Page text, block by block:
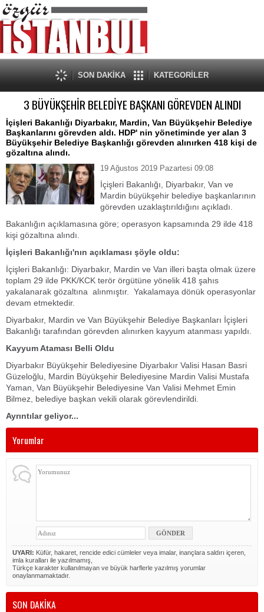
SON DAKİKA KATEGORİLER
3 BÜYÜKŞEHİR BELEDİYE BAŞKANI GÖREVDEN ALINDI
İçişleri Bakanlığı Diyarbakır, Mardin, Van Büyükşehir Belediye
Başkanlarını görevden aldı. HDP' nin yönetiminde yer alan 3
Büyükşehir Belediye Başkanlığı görevden alınırken 418 kişi de
gözaltına alındı.
19 Ağustos 2019 Pazartesi 09:08
İçişleri Bakanlığı, Diyarbakır, Van ve
Mardin büyükşehir belediye başkanlarının
görevden uzaklaştırıldığını açıkladı.
Bakanlığın açıklamasına göre; operasyon kapsamında 29 ilde 418
kişi gözaltına alındı.
İçişleri Bakanlığı'nın açıklaması şöyle oldu:
İçişleri Bakanlığı: Diyarbakır, Mardin ve Van illeri başta olmak üzere
toplam 29 ilde PKK/KCK terör örgütüne yönelik 418 şahıs
yakalanarak gözaltına alınmıştır. Yakalamaya dönük operasyonlar
devam etmektedir.
Diyarbakır, Mardin ve Van Büyükşehir Belediye Başkanları İçişleri
Bakanlığı tarafından görevden alınırken kayyum atanması yapıldı.
Kayyum Ataması Belli Oldu
Diyarbakır Büyükşehir Belediyesine Diyarbakır Valisi Hasan Basri
Güzeloğlu, Mardin Büyükşehir Belediyesine Mardin Valisi Mustafa
Yaman, Van Büyükşehir Belediyesine Van Valisi Mehmet Emin
Bilmez, belediye başkan vekili olarak görevlendirildi.
Ayrıntılar geliyor...
Yorumlar
UYARI: Küfür, hakaret, rencide edici cümleler veya imalar, inançlara saldırı içeren,
imla kuralları ile yazılmamış,
Türkçe karakter kullanılmayan ve büyük harflerle yazılmış yorumlar
onaylanmamaktadır.
SON DAKİKA